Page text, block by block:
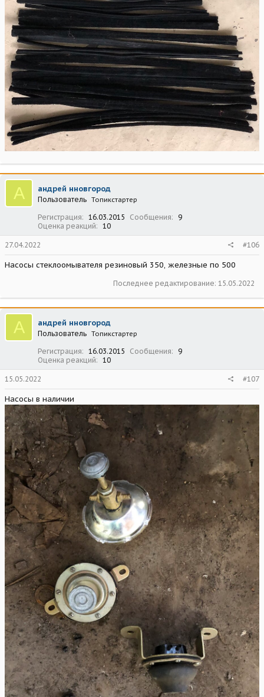
А андрей нновгород
Пользователь Топикстартер
Регистрация 16.03.2015 Сообщения
9
Оценка реакций
10
27.04.2022 #106
Насосы стеклоомывателя резиновый 350, железные по 500
Последнее редактирование: 15.05.2022
А андрей нновгород
Пользователь Топикстартер
Регистрация 16.03.2015 Сообщения
9
Оценка реакций
10
15.05.2022 #107
Насосы в наличии